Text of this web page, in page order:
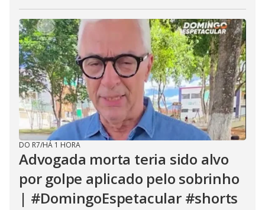
DO R7/HÁ 1 HORA
Advogada morta teria sido alvo
por golpe aplicado pelo sobrinho
| #DomingoEspetacular #shorts